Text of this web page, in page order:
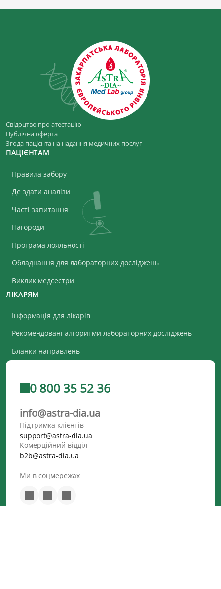
Свідоцтво про атестацію
Публічна оферта
Згода пацієнта на надання медичних послуг
ПАЦІЄНТАМ
Правила забору
Де здати аналізи
Часті запитання
Нагороди
Програма лояльності
Обладнання для лабораторних досліджень
Виклик медсестри
ЛІКАРЯМ
Інформація для лікарів
Рекомендовані алгоритми лабораторних досліджень
Бланки направлень
0 800 35 52 36
info@astra-dia.ua
Підтримка клієнтів
support@astra-dia.ua
Комерційний відділ
b2b@astra-dia.ua
Ми в соцмережах